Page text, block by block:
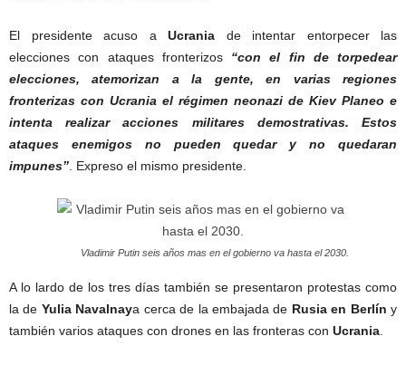
El presidente acuso a Ucrania de intentar entorpecer las
elecciones con ataques fronterizos “con el fin de torpedear
elecciones, atemorizan a la gente, en varias regiones
fronterizas con Ucrania el régimen neonazi de Kiev Planeo e
intenta realizar acciones militares demostrativas. Estos
ataques enemigos no pueden quedar y no quedaran
impunes” . Expreso el mismo presidente.
Vladimir Putin seis años mas en el gobierno va hasta el 2030.
A lo lardo de los tres días también se presentaron protestas como
la de Yulia Navalnaya cerca de la embajada de Rusia en Berlín y
también varios ataques con drones en las fronteras con Ucrania